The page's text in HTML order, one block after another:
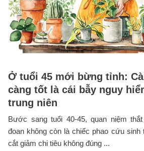
Ở tuổi 45 mới bừng tỉnh:
càng tốt là cái bẫy nguy
trung niên
Bước sang tuổi 40-45, quan niệm
đoan không còn là chiếc phao cứu sinh
cắt giảm chi tiêu không đúng ...